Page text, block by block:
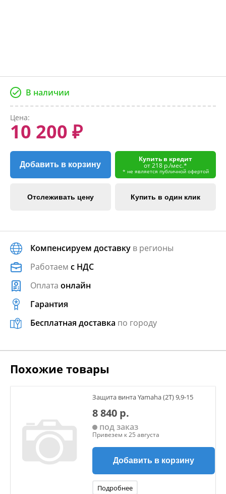
В наличии
Цена:
10 200 ₽
Добавить в корзину
Купить в кредит
от 218 р./мес.*
* не является публичной офертой
Отслеживать цену Купить в один клик
Компенсируем доставку в регионы
Работаем с НДС
Оплата онлайн
Гарантия
Бесплатная доставка по городу
Похожие товары
Защита винта Yamaha (2T) 9,9-15
8 840 р.
под заказ
Привезем к 25 августа
Добавить в корзину
Подробнее